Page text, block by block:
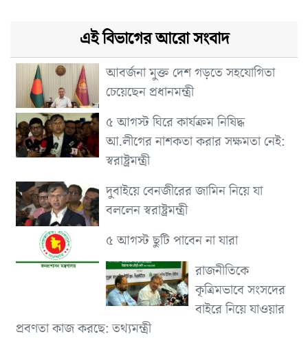
এই বিভাগের আরো সংবাদ
আবর্জনা মুক্ত দেশ গড়তে সহযোগিতা
চেয়েছেন প্রধানমন্ত্রী
৫ আগস্ট ঘিরে কার্যক্রম নিষিদ্ধ
আ.লীগের নাশকতা করার সক্ষমতা নেই:
স্বরাষ্ট্রমন্ত্রী
দুবাইয়ে বেনজীরের জামিন নিয়ে যা
বললেন স্বরাষ্ট্রমন্ত্রী
৫ আগস্ট ছুটি পাবেন না যারা
রাজনীতিকে
কৃত্রিমভাবে সংসদের
বাইরে নিয়ে যাওয়ার
প্রবণতা কাজ করছে: তথ্যমন্ত্রী